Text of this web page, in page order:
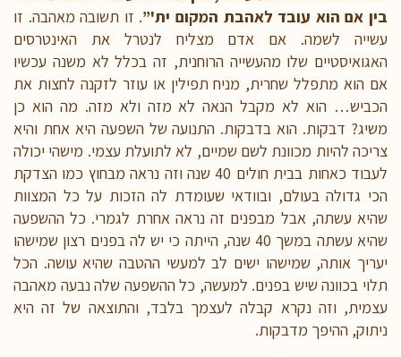
בין אם הוא עובד לאהבת המקום ית'”. זו תשובה מאהבה. זו
עשייה לשמה. אם אדם מצליח לנטרל את האינטרסים
האגואיסטיים שלו מהעשייה הרוחנית, זה בכלל לא משנה עכשיו
אם הוא מתפלל שחרית, מניח תפילין או עוזר לזקנה לחצות את
הכביש… הוא לא מקבל הנאה לא מזה ולא מזה. מה הוא כן
משיג? דבקות. הוא בדבקות. התנועה של השפעה היא אחת והיא
צריכה להיות מכוונת לשם שמיים, לא לתועלת עצמי. מישהי יכולה
לעבוד כאחות בבית חולים 40 שנה וזה נראה מבחוץ כמו הצדקת
הכי גדולה בעולם, ובוודאי שעומדת לה הזכות על כל המצוות
שהיא עשתה, אבל מבפנים זה נראה אחרת לגמרי. כל ההשפעה
שהיא עשתה במשך 40 שנה, הייתה כי יש לה בפנים רצון שמישהו
יעריך אותה, שמישהו ישים לב למעשי ההטבה שהיא עושה. הכל
תלוי בכוונה שיש בפנים. למעשה, כל ההשפעה שלה נבעה מאהבה
עצמית, וזה נקרא קבלה לעצמך בלבד, והתוצאה של זה היא
ניתוק, ההיפך מדבקות.